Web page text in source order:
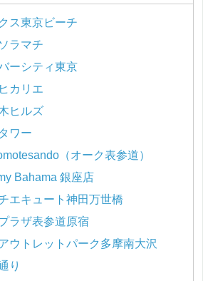
ス東京ビーチ
ラマチ
ーシティ東京
カリエ
ヒルズ
ワー
（オーク表参道）
Bahama 銀座店
エキュート神田万世橋
ラザ表参道原宿
ウトレットパーク多摩南大沢
り